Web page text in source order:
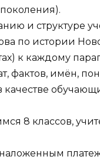
и структуре
по истории
к каждому
фактов, имён,
качестве
8 классов,